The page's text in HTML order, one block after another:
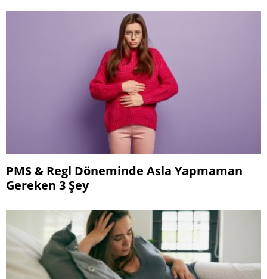
PMS & Regl Döneminde Asla Yapmaman
Gereken 3 Şey